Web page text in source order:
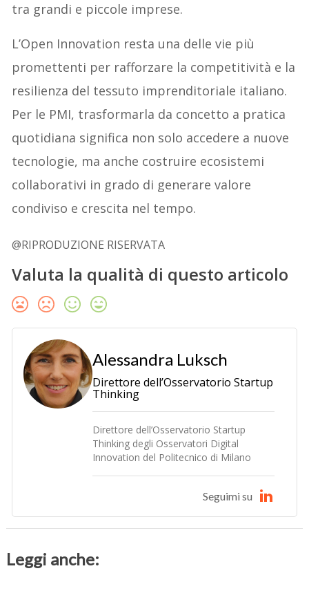
tra grandi e piccole imprese.
L’Open Innovation resta una delle vie più
promettenti per rafforzare la competitività e la
resilienza del tessuto imprenditoriale italiano.
Per le PMI, trasformarla da concetto a pratica
quotidiana significa non solo accedere a nuove
tecnologie, ma anche costruire ecosistemi
collaborativi in grado di generare valore
condiviso e crescita nel tempo.
@RIPRODUZIONE RISERVATA
Valuta la qualità di questo articolo
Alessandra Luksch
Direttore dell’Osservatorio Startup
Thinking
Direttore dell’Osservatorio Startup
Thinking degli Osservatori Digital
Innovation del Politecnico di Milano
Seguimi su
Leggi anche: